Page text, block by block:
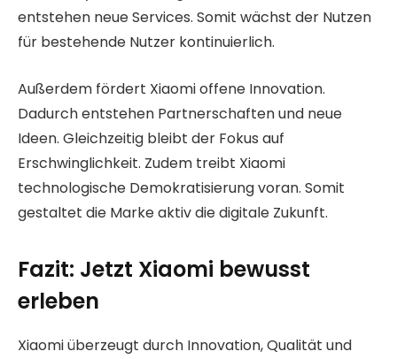
entstehen neue Services. Somit wächst der Nutzen
für bestehende Nutzer kontinuierlich.
Außerdem fördert Xiaomi offene Innovation.
Dadurch entstehen Partnerschaften und neue
Ideen. Gleichzeitig bleibt der Fokus auf
Erschwinglichkeit. Zudem treibt Xiaomi
technologische Demokratisierung voran. Somit
gestaltet die Marke aktiv die digitale Zukunft.
Fazit: Jetzt Xiaomi bewusst
erleben
Xiaomi überzeugt durch Innovation, Qualität und